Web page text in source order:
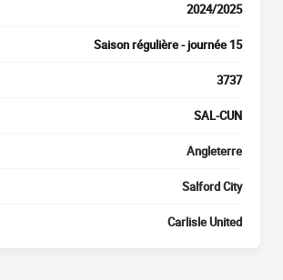
2024/2025
Saison régulière - journée 15
3737
SAL-CUN
Angleterre
Salford City
Carlisle United